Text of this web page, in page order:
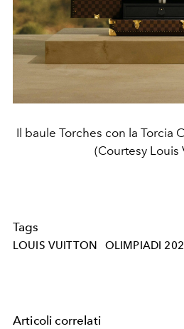
Il baule Torches con la Torcia
(Courtesy Louis
Tags
LOUIS VUITTON OLIMPIADI
Articoli correlati